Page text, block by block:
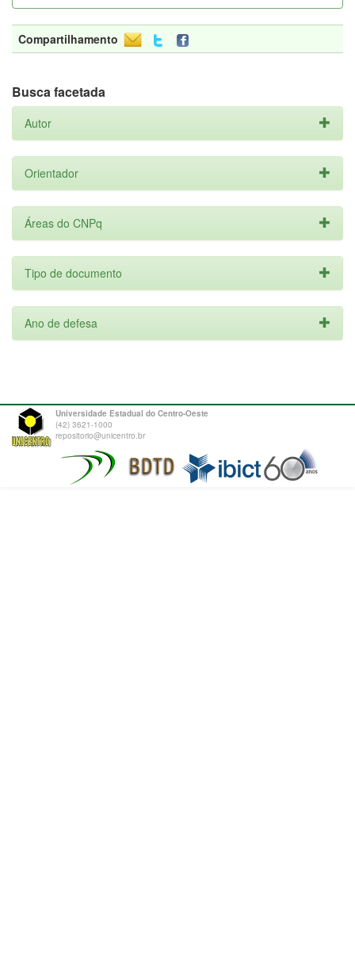
Compartilhamento
Busca facetada
Autor
Orientador
Áreas do CNPq
Tipo de documento
Ano de defesa
Universidade Estadual do Centro-Oeste
(42) 3621-1000
repositorio@unicentro.br